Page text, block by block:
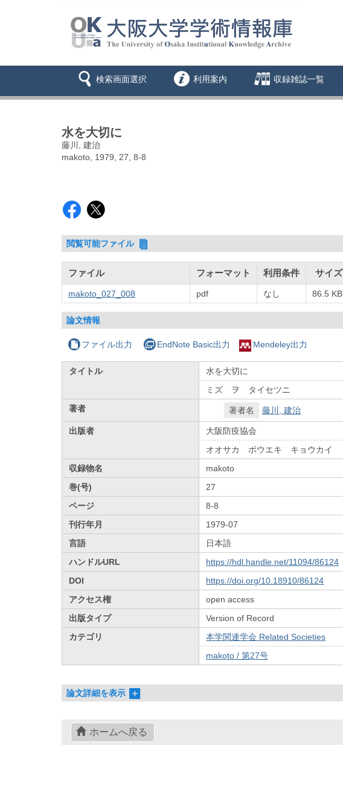
検索画面選択 利用案内 収録雑誌一覧
水を大切に
藤川, 建治
makoto, 1979, 27, 8-8
閲覧可能ファイル
ファイル フォーマット 利用条件 サイズ
makoto_027_008 pdf なし 86.5 KB
論文情報
ファイル出力 EndNote Basic出力 Mendeley出力
タイトル
水を大切に
ミズ ヲ タイセツニ
著者
著者名 藤川, 建治
出版者
大阪防疫協会
オオサカ ボウエキ キョウカイ
収録物名
makoto
巻(号)
27
ページ
8-8
刊行年月
1979-07
言語
日本語
ハンドルURL
https://hdl.handle.net/11094/86124
DOI
https://doi.org/10.18910/86124
アクセス権
open access
出版タイプ
Version of Record
カテゴリ
本学関連学会 Related Societies
makoto / 第27号
論文詳細を表示
ホームへ戻る